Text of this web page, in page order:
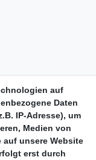
auf
Daten
IP-Adresse), um
Medien von
unsere Website
erst durch